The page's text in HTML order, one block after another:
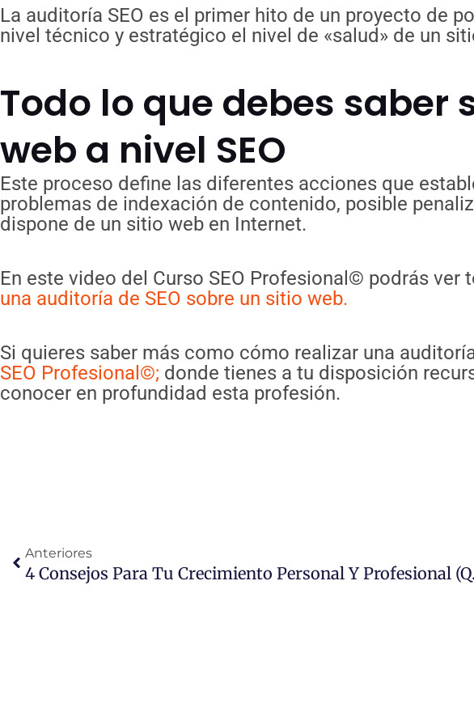
La auditoría SEO es el primer hito de un proyecto de
nivel técnico y estratégico el nivel de «salud» de un
Todo lo que debes
web a nivel SEO
Este proceso define las diferentes acciones que
problemas de indexación de contenido, posible
dispone de un sitio web en Internet.
En este video del Curso SEO Profesional© podrás
una auditoría de SEO sobre un sitio web.
Si quieres saber más como cómo realizar una
SEO Profesional©; donde tienes a tu disposición
conocer en profundidad esta profesión.
Anteriores
4